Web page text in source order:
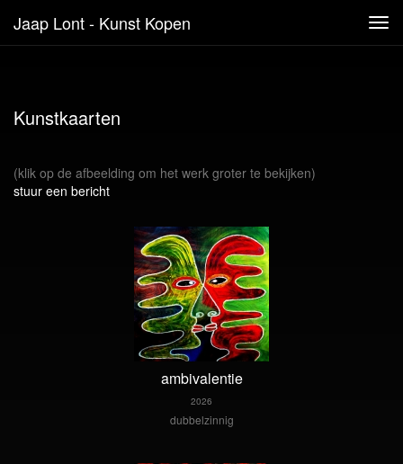
Jaap Lont - Kunst Kopen
Kunstkaarten
(klik op de afbeelding om het werk groter te bekijken)
stuur een bericht
ambivalentie
2026
dubbelzinnig